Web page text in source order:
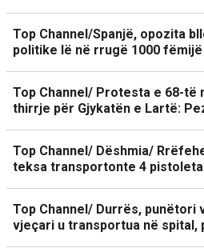
Top Channel/Spanjë, opozita
politike lë në rrugë 1000
Top Channel/ Protesta e 68-
thirrje për Gjykatën e Lartë:
Top Channel/ Dëshmia/
teksa transportonte 4 pistoleta
Top Channel/ Durrës, punëtori
vjeçari u transportua në spital,